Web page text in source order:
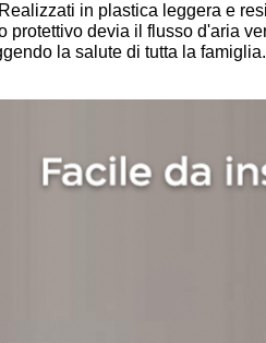
in plastica leggera e
protettivo devia il flusso d'aria
la salute di tutta la famiglia.